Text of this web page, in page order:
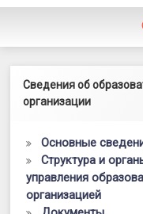
Левый сайдбар
Сведения об
организации
Основные
Структура и
управления
организацией